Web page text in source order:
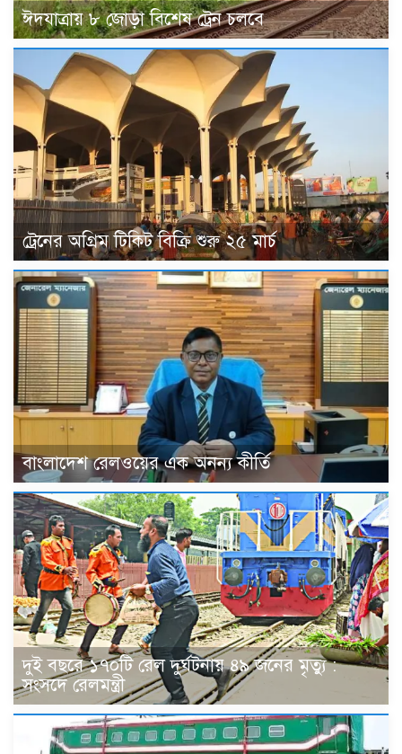
ঈদযাত্রায় ৮ জোড়া বিশেষ ট্রেন চলবে
ট্রেনের অগ্রিম টিকিট বিক্রি শুরু ২৫ মার্চ
বাংলাদেশ রেলওয়ের এক অনন্য কীর্তি
দুই বছরে ১৭০টি রেল দুর্ঘটনায় ৪৯ জনের মৃত্যু :
সংসদে রেলমন্ত্রী